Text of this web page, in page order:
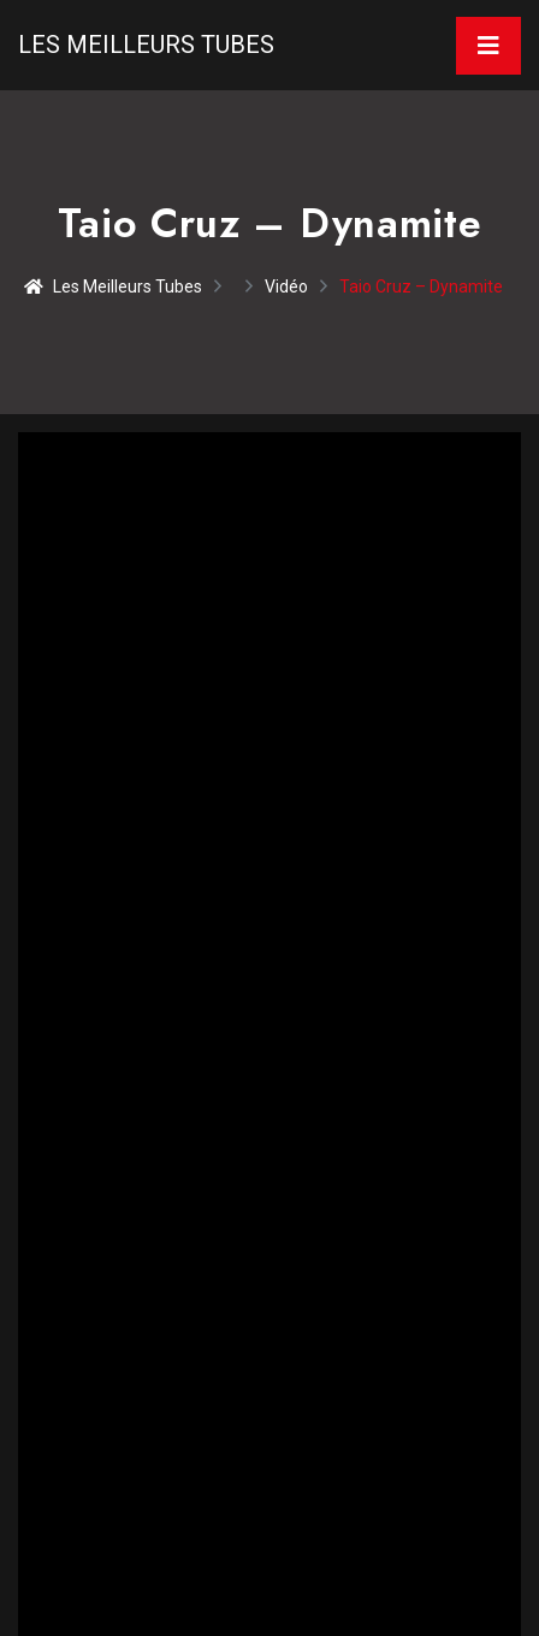
LES MEILLEURS TUBES
Taio Cruz – Dynamite
Les Meilleurs Tubes Vidéo Taio Cruz – Dynamite